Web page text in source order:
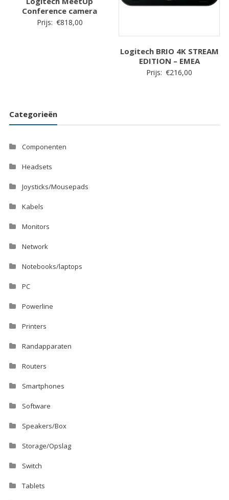
Conference camera
Prijs: €818,00
Logitech BRIO 4K STREAM
EDITION – EMEA
Prijs: €216,00
Categorieën
Componenten
Headsets
Joysticks/Mousepads
Kabels
Monitors
Network
Notebooks/laptops
PC
Powerline
Printers
Randapparaten
Routers
Smartphones
Software
Speakers/Box
Storage/Opslag
Switch
Tablets